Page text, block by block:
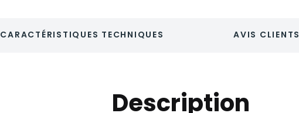
CARACTÉRISTIQUES TECHNIQUES AVIS CLIENTS
Description